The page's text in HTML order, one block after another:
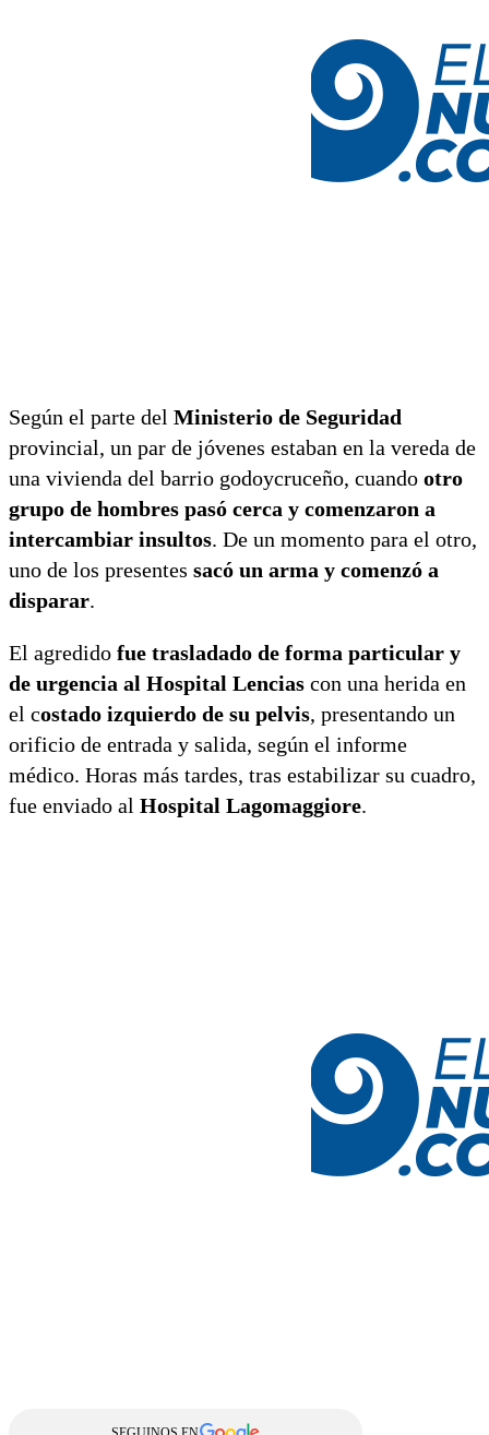
Según el parte del Ministerio de Seguridad
provincial, un par de jóvenes estaban en la vereda de
una vivienda del barrio godoycruceño, cuando otro
grupo de hombres pasó cerca y comenzaron a
intercambiar insultos. De un momento para el otro,
uno de los presentes sacó un arma y comenzó a
disparar.
El agredido fue trasladado de forma particular y
de urgencia al Hospital Lencias con una herida en
el costado izquierdo de su pelvis, presentando un
orificio de entrada y salida, según el informe
médico. Horas más tardes, tras estabilizar su cuadro,
fue enviado al Hospital Lagomaggiore.